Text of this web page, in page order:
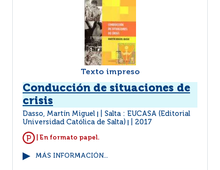
Texto impreso
Conducción de situaciones de
crisis
Dasso, Martín Miguel
Salta : EUCASA (Editorial
Universidad Católica de Salta)
2017
| En formato papel.
MÁS INFORMACIÓN...